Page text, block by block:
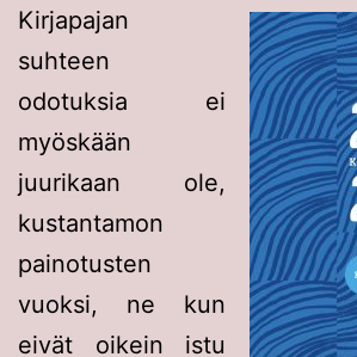
Kirjapajan
suhteen
odotuksia ei
myöskään
juurikaan ole,
kustantamon
painotusten
vuoksi, ne kun
eivät oikein istu